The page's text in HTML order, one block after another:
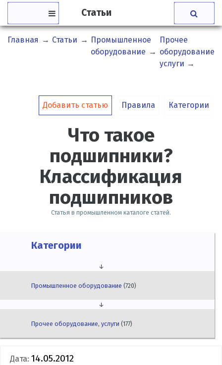
Статьи
Главная → Статьи → Промышленное
оборудование →
Прочее
оборудование,
услуги →
Добавить статью Правила Категории
Что такое
подшипники?
Классификация
подшипников
Статья в промышленном каталоге статей.
Категории
↓
Промышленное оборудование(720)
↓
Прочее оборудование, услуги(177)
Дата: 14.05.2012